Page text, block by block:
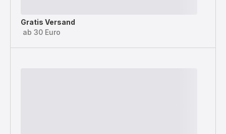
Gratis Versand
ab 30 Euro